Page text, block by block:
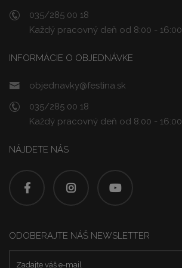
035/285 00 18
Každý pracovný deň od 8:00 - 16:00
INFORMÁCIE O OBJEDNÁVKE
objednavky@festina.sk
035/285 00 18
Každý pracovný deň od 8:00 - 16:00
NÁJDETE NÁS
ODOBERAJTE NÁŠ NEWSLETTER